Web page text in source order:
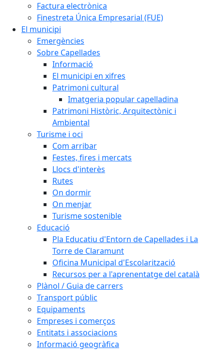
Factura electrònica
Finestreta Única Empresarial (FUE)
El municipi
Emergències
Sobre Capellades
Informació
El municipi en xifres
Patrimoni cultural
Imatgeria popular capelladina
Patrimoni Històric, Arquitectònic i
Ambiental
Turisme i oci
Com arribar
Festes, fires i mercats
Llocs d'interès
Rutes
On dormir
On menjar
Turisme sostenible
Educació
Pla Educatiu d'Entorn de Capellades i La
Torre de Claramunt
Oficina Municipal d'Escolarització
Recursos per a l'aprenentatge del català
Plànol / Guia de carrers
Transport públic
Equipaments
Empreses i comerços
Entitats i associacions
Informació geogràfica